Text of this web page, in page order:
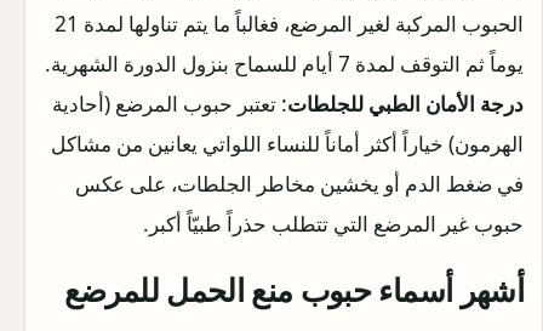
الحبوب المركبة لغير المرضع، فغالباً ما يتم تناولها لمدة 21
يوماً ثم التوقف لمدة 7 أيام للسماح بنزول الدورة الشهرية.
درجة الأمان الطبي للجلطات: تعتبر حبوب المرضع (أحادية
الهرمون) خياراً أكثر أماناً للنساء اللواتي يعانين من مشاكل
في ضغط الدم أو يخشين مخاطر الجلطات، على عكس
حبوب غير المرضع التي تتطلب حذراً طبيّاً أكبر.
أشهر أسماء حبوب منع الحمل للمرضع